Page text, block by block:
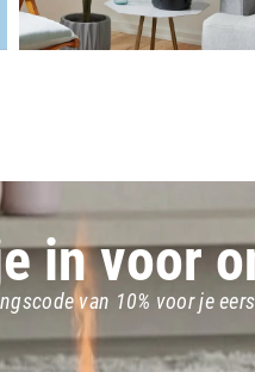
in voor
van 10% voor je